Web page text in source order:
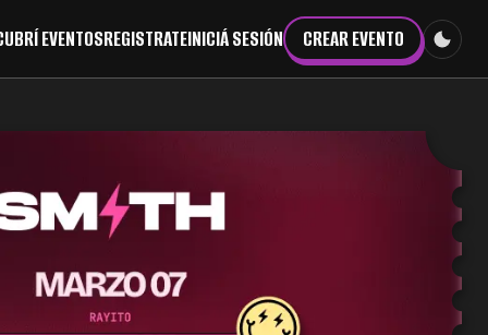
EVENTOSREGISTRATEINICIÁ SESIÓN CREAR EVENTO